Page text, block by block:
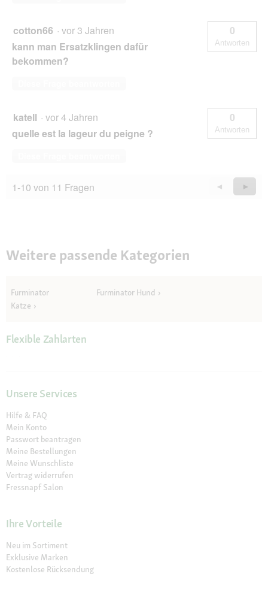
cotton66 · vor 3 Jahren
kann man Ersatzklingen dafür
bekommen?
0
Antworten
katell · vor 4 Jahren
quelle est la lageur du peigne ?
0
Antworten
1-10 von 11 Fragen
Zurück
Questions
◄
Weiter
►
Weitere passende Kategorien
Furminator
Katze
Furminator Hund
Flexible Zahlarten
Unsere Services
Hilfe & FAQ
Mein Konto
Passwort beantragen
Meine Bestellungen
Meine Wunschliste
Vertrag widerrufen
Fressnapf Salon
Ihre Vorteile
Neu im Sortiment
Exklusive Marken
Kostenlose Rücksendung